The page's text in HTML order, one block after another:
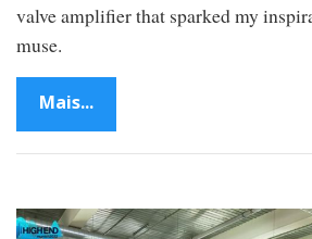
valve amplifier that sparked my
muse.
Mais...